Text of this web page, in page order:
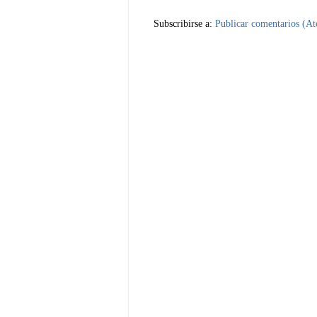
Subscribirse a: Publicar comentarios